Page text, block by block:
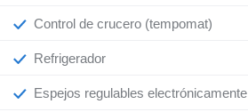
Control de crucero (tempomat)
Refrigerador
Espejos regulables electrónicamente